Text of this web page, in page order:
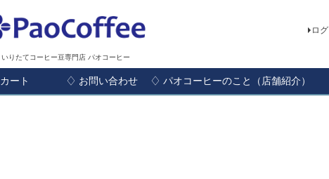
いりたてコーヒー豆専門店 パオコーヒー
ロ
カート ♢ お問い合わせ ♢ パオコーヒーのこと（店舗紹介）
検索